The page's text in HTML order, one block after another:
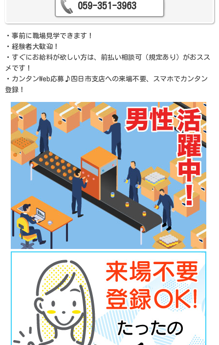
059-351-3963
・事前に職場見学できます！
・経験者大歓迎！
・すぐにお給料が欲しい方は、前払い相談可（規定あり）がおスス
メです！
・カンタンWeb応募♪四日市支店への来場不要、スマホでカンタン
登録！